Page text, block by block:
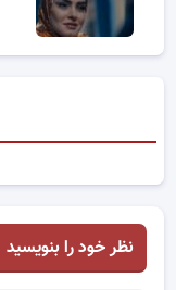
نظر خود را بنویسید